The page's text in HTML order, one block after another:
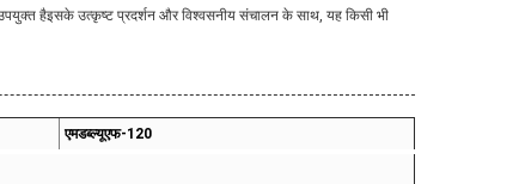
हैइसके उत्कृष्ट प्रदर्शन और विश्वसनीय संचालन के साथ, यह किसी भी
एमडब्ल्यूएफ-120